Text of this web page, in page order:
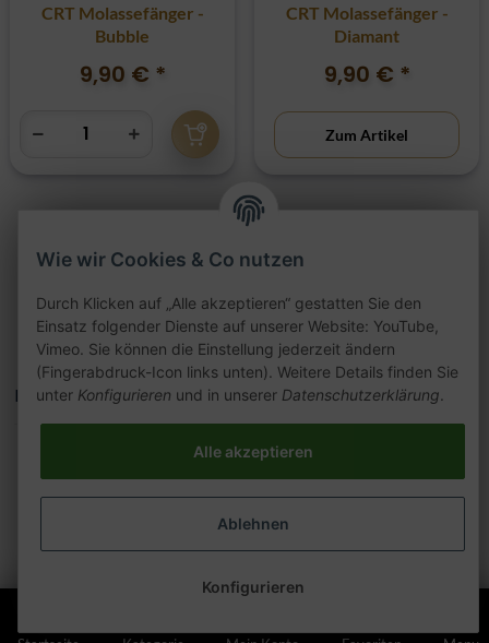
CRT Molassefänger -
Bubble
9,90 € *
CRT Molassefänger -
Diamant
9,90 € *
Zum Artikel
Artikel 21 - 40 von 151
Seite2
Wie wir Cookies & Co nutzen
Durch Klicken auf „Alle akzeptieren“ gestatten Sie den
Einsatz folgender Dienste auf unserer Website: YouTube,
Vimeo. Sie können die Einstellung jederzeit ändern
(Fingerabdruck-Icon links unten). Weitere Details finden Sie
unter Konfigurieren und in unserer Datenschutzerklärung.
Alle akzeptieren
Ablehnen
Konfigurieren
Kategorien